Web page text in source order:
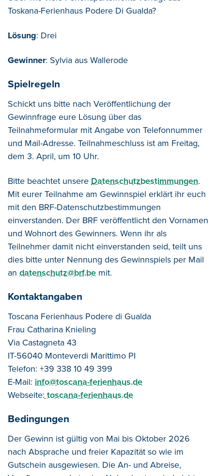
Toskana-Ferienhaus Podere Di Gualda?
Lösung: Drei
Gewinner: Sylvia aus Wallerode
Spielregeln
Schickt uns bitte nach Veröffentlichung der
Gewinnfrage eure Lösung über das
Teilnahmeformular mit Angabe von Telefonnummer
und Mail-Adresse. Teilnahmeschluss ist am Freitag,
dem 3. April, um 10 Uhr.
Bitte beachtet unsere Datenschutzbestimmungen.
Mit eurer Teilnahme am Gewinnspiel erklärt ihr euch
mit den BRF-Datenschutzbestimmungen
einverstanden. Der BRF veröffentlicht den Vornamen
und Wohnort des Gewinners. Wenn ihr als
Teilnehmer damit nicht einverstanden seid, teilt uns
dies bitte unter Nennung des Gewinnspiels per Mail
an datenschutz@brf.be mit.
Kontaktangaben
Toscana Ferienhaus Podere di Gualda
Frau Catharina Knieling
Via Castagneta 43
IT-56040 Monteverdi Marittimo PI
Telefon: +39 338 10 49 399
E-Mail: info@toscana-ferienhaus.de
Webseite: toscana-ferienhaus.de
Bedingungen
Der Gewinn ist gültig von Mai bis Oktober 2026
nach Absprache und freier Kapazität so wie im
Gutschein ausgewiesen. Die An- und Abreise,